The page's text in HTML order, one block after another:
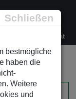
Schließen
bestmögliche
haben die
Weitere
und
office@leso.at